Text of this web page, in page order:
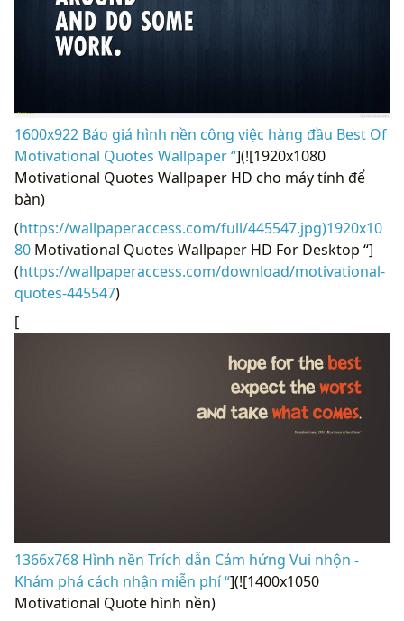
1600x922 Báo giá hình nền công việc hàng đầu Best Of
Motivational Quotes Wallpaper “](![1920x1080
Motivational Quotes Wallpaper HD cho máy tính để
bàn)
(https://wallpaperaccess.com/full/445547.jpg)1920x10
80 Motivational Quotes Wallpaper HD For Desktop “]
(https://wallpaperaccess.com/download/motivational-
quotes-445547)
[
1366x768 Hình nền Trích dẫn Cảm hứng Vui nhộn -
Khám phá cách nhận miễn phí “](![1400x1050
Motivational Quote hình nền)